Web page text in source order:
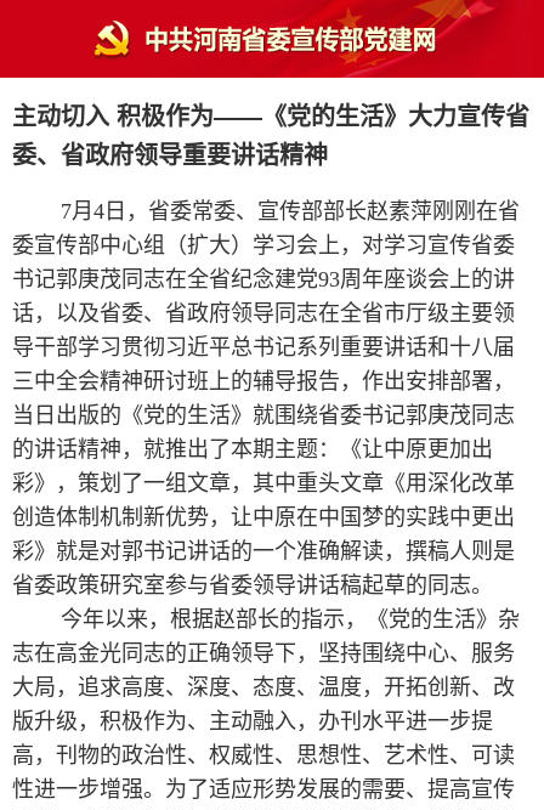
主动切入 积极作为——《党的生活》大力宣传省
委、省政府领导重要讲话精神
7月4日，省委常委、宣传部部长赵素萍刚刚在省
委宣传部中心组（扩大）学习会上，对学习宣传省委
书记郭庚茂同志在全省纪念建党93周年座谈会上的讲
话，以及省委、省政府领导同志在全省市厅级主要领
导干部学习贯彻习近平总书记系列重要讲话和十八届
三中全会精神研讨班上的辅导报告，作出安排部署，
当日出版的《党的生活》就围绕省委书记郭庚茂同志
的讲话精神，就推出了本期主题：《让中原更加出
彩》，策划了一组文章，其中重头文章《用深化改革
创造体制机制新优势，让中原在中国梦的实践中更出
彩》就是对郭书记讲话的一个准确解读，撰稿人则是
省委政策研究室参与省委领导讲话稿起草的同志。
今年以来，根据赵部长的指示，《党的生活》杂
志在高金光同志的正确领导下，坚持围绕中心、服务
大局，追求高度、深度、态度、温度，开拓创新、改
版升级，积极作为、主动融入，办刊水平进一步提
高，刊物的政治性、权威性、思想性、艺术性、可读
性进一步增强。为了适应形势发展的需要、提高宣传